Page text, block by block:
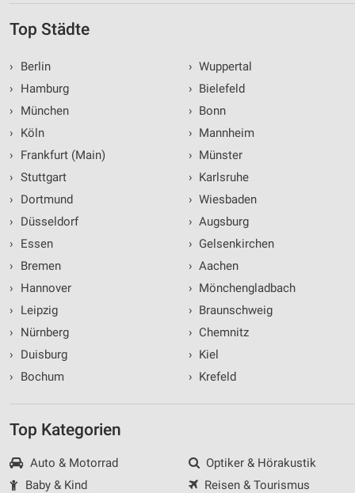
Top Städte
›
Berlin
›
Hamburg
›
München
›
Köln
›
Frankfurt (Main)
› Stuttgart
›
Dortmund
›
Düsseldorf
›
Essen
›
Bremen
›
Hannover
›
Leipzig
›
Nürnberg
›
Duisburg
›
Bochum
› Wuppertal
› Bielefeld
› Bonn
› Mannheim
› Münster
› Karlsruhe
› Wiesbaden
› Augsburg
› Gelsenkirchen
› Aachen
› Mönchengladbach
› Braunschweig
› Chemnitz
› Kiel
› Krefeld
Top Kategorien
Auto & Motorrad
Baby & Kind
Optiker & Hörakustik
Reisen & Tourismus